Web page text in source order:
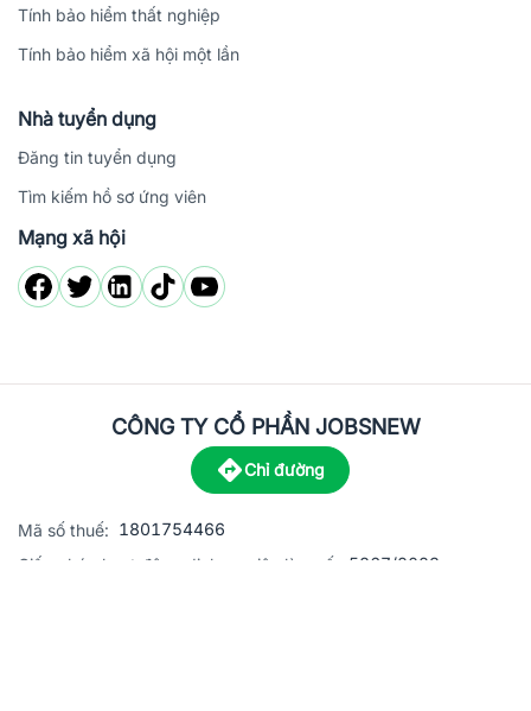
Tính bảo hiểm thất nghiệp
Tính bảo hiểm xã hội một lần
Nhà tuyển dụng
Đăng tin tuyển dụng
Tìm kiếm hồ sơ ứng viên
Mạng xã hội
CÔNG TY CỔ PHẦN JOBSNEW
Chỉ đường
Mã số thuế: 1801754466
Giấy phép hoạt động dịch vụ việc làm số:
5867/2023